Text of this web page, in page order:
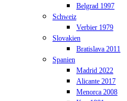
Belgrad 1997
Schweiz
Verbier 1979
Slovakien
Bratislava 2011
Spanien
Madrid 2022
Alicante 2017
Menorca 2008